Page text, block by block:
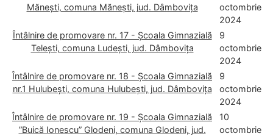
Mănești, comuna Mănești, jud. Dâmbovița
octombrie
2024
Întâlnire de promovare nr. 17 - Școala Gimnazială
Telești, comuna Ludești, jud. Dâmbovița
9
octombrie
2024
Întâlnire de promovare nr. 18 - Școala Gimnazială
nr.1 Hulubești, comuna Hulubești, jud. Dâmbovița
9
octombrie
2024
Întâlnire de promovare nr. 19 - Școala Gimnazială
”Buică Ionescu” Glodeni, comuna Glodeni, jud.
10
octombrie